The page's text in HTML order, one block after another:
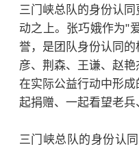
三门峡总队的身份认
动之上。张巧娥作为"
誉，是团队身份认同
彦、荆森、王谦、赵
在实际公益行动中形
起捐赠、一起看望老兵
三门峡总队的身份认